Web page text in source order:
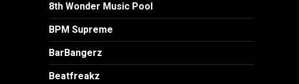
8th Wonder Music Pool
BPM Supreme
BarBangerz
Beatfreakz